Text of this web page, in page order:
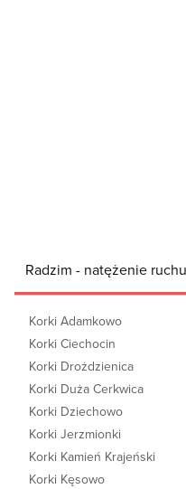
Radzim - natężenie
Korki Adamkowo
Korki Ciechocin
Korki Drożdzienica
Korki Duża Cerkwica
Korki Dziechowo
Korki Jerzmionki
Korki Kamień Krajeński
Korki Kęsowo